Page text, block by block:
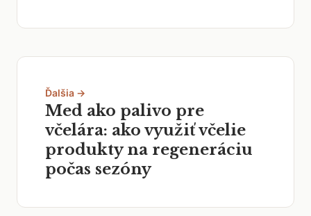
Ďalšia →
Med ako palivo pre
včelára: ako využiť včelie
produkty na regeneráciu
počas sezóny